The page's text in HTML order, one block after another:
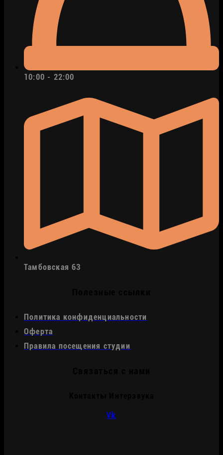
10:00 - 22:00
Тамбовская 63
Политика конфиденциальности
Оферта
Правила посещения студии
Vk